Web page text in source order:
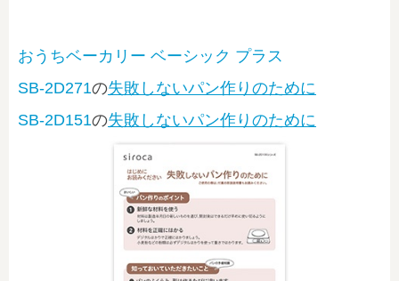
おうちベーカリー ベーシック プラス
SB-2D271の失敗しないパン作りのために
SB-2D151の失敗しないパン作りのために